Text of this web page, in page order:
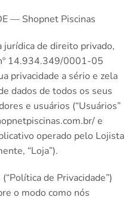
— Shopnet Piscinas
jurídica de direito privado,
14.934.349/0001-05
privacidade a sério e zela
dados de todos os seus
e usuários (“Usuários”
e
operado pelo Lojista
“Loja”).
de Privacidade”)
o modo como nós